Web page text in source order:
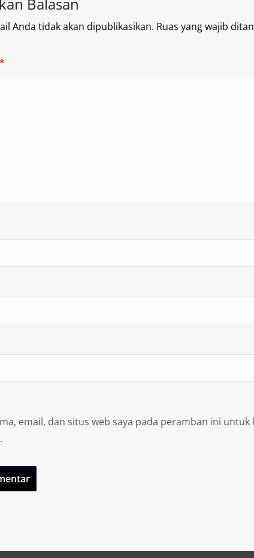
Anda tidak akan dipublikasikan. Ruas yang wajib
*
email, dan situs web saya pada peramban ini untuk